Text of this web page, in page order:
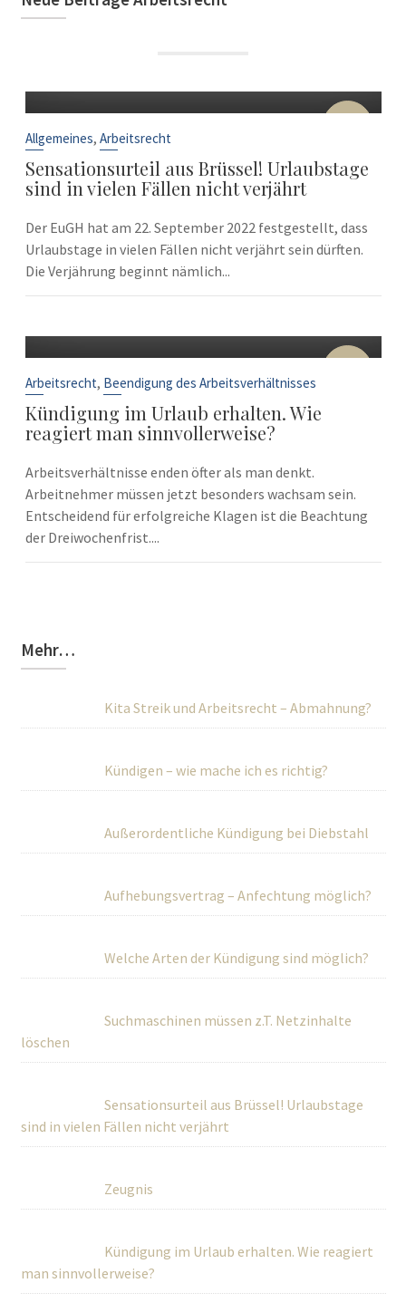
22
Allgemeines, Arbeitsrecht
Sensationsurteil aus Brüssel! Urlaubstage
sind in vielen Fällen nicht verjährt
Der EuGH hat am 22. September 2022 festgestellt, dass
Urlaubstage in vielen Fällen nicht verjährt sein dürften.
Die Verjährung beginnt nämlich...
10
Arbeitsrecht, Beendigung des Arbeitsverhältnisses
Kündigung im Urlaub erhalten. Wie
reagiert man sinnvollerweise?
Arbeitsverhältnisse enden öfter als man denkt.
Arbeitnehmer müssen jetzt besonders wachsam sein.
Entscheidend für erfolgreiche Klagen ist die Beachtung
der Dreiwochenfrist....
Mehr…
Kita Streik und Arbeitsrecht – Abmahnung?
Kündigen – wie mache ich es richtig?
Außerordentliche Kündigung bei Diebstahl
Aufhebungsvertrag – Anfechtung möglich?
Welche Arten der Kündigung sind möglich?
Suchmaschinen müssen z.T. Netzinhalte
löschen
Sensationsurteil aus Brüssel! Urlaubstage
sind in vielen Fällen nicht verjährt
Zeugnis
Kündigung im Urlaub erhalten. Wie reagiert
man sinnvollerweise?